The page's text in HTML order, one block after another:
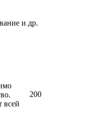
и др.
всей
200